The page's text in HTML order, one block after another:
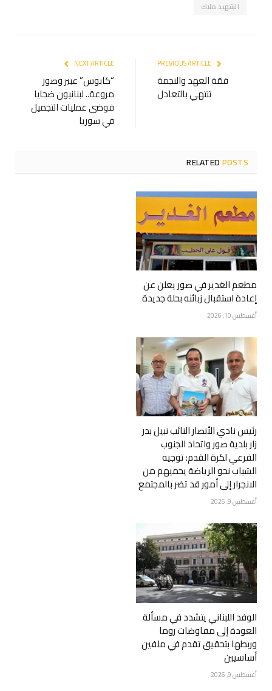
الشهيد ملاك
قمّة العهد والنجمة
تنتهي بالتعادل
NEXT ARTICLE
“كابوس” عبير وصور
مروعة.. لبنانيون ضحايا
فوضى عمليات التجميل
في سوريا
RELATEDPOSTS
مطعم الغدير في صور يعلن عن
إعادة استقبال زبائنه بحلة جديدة
أغسطس 10, 2026
رئيس نادي الأنصار النائب نبيل بدر
زار بلدية صور واتحاد الجنوب
الفرعي لكرة القدم: توجيه
الشباب نحو الرياضة يحميهم من
الانجرار إلى أمور قد تضر بالمجتمع
أغسطس 9, 2026
الوفد اللبناني يتشدد في مسألة
العودة إلى مفاوضات روما
وربطها بتحقيق تقدم في ملفين
أساسيين
أغسطس 9, 2026